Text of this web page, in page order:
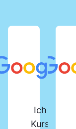
Ich habe
Kurs